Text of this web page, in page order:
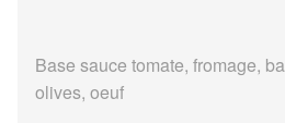
Base sauce tomate, fromage,
olives, oeuf